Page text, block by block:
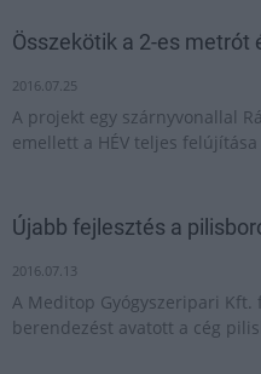
Összekötik a 2-es metrót
2016.07.25
A projekt egy szárnyvonallal
emellett a HÉV teljes
Újabb fejlesztés a
2016.07.13
A Meditop Gyógyszeripari Kft.
berendezést avatott a cég